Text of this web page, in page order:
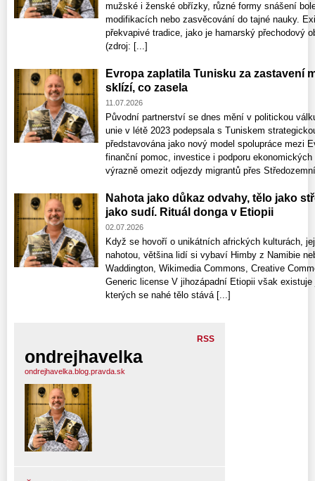
mužské i ženské obřízky, různé formy snášení
modifikacích nebo zasvěcování do tajné nauky.
překvapivé tradice, jako je hamarský přechodový
(zdroj: [...]
Evropa zaplatila Tunisku za zastavení
sklízí, co zasela
11.07.2026
Původní partnerství se dnes mění v politickou
unie v létě 2023 podepsala s Tuniskem
představována jako nový model spolupráce mezi
finanční pomoc, investice i podporu
výrazně omezit odjezdy migrantů přes
Nahota jako důkaz odvahy, tělo jako
jako sudí. Rituál donga v Etiopii
02.07.2026
Když se hovoří o unikátních afrických kulturách,
nahotou, většina lidí si vybaví Himby z Namibie
Waddington, Wikimedia Commons, Creative
Generic license V jihozápadní Etiopii však
kterých se nahé tělo stává [...]
RSS
ondrejhavelka
ondrejhavelka.blog.pravda.sk